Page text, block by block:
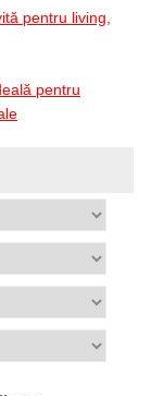
pentru living,
pentru